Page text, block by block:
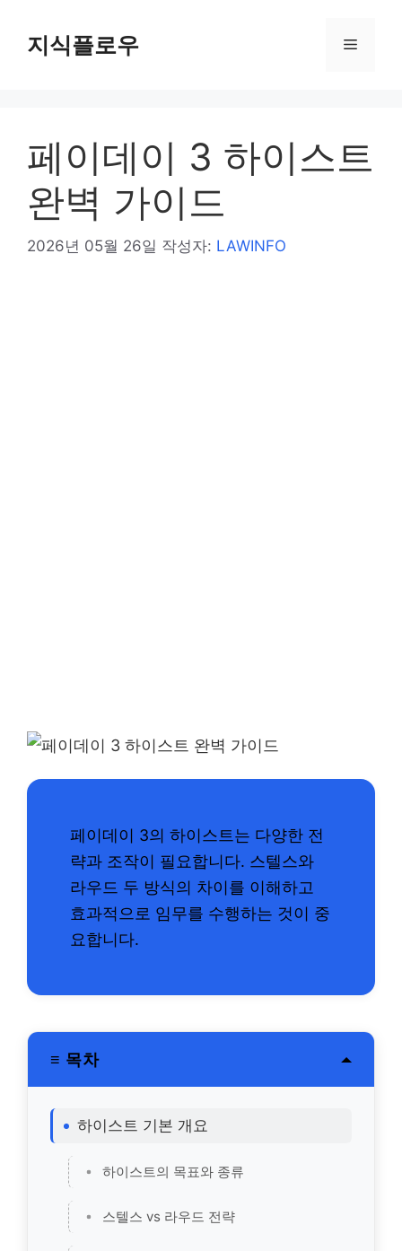
지식플로우 메
페이데이 3 하이스트
완벽 가이드
2026년 05월 26일 작성자: LAWINFO
페이데이 3의 하이스트는 다양한 전
략과 조작이 필요합니다. 스텔스와
라우드 두 방식의 차이를 이해하고
효과적으로 임무를 수행하는 것이 중
요합니다.
≡ 목차
하이스트 기본 개요
하이스트의 목표와 종류
스텔스 vs 라우드 전략